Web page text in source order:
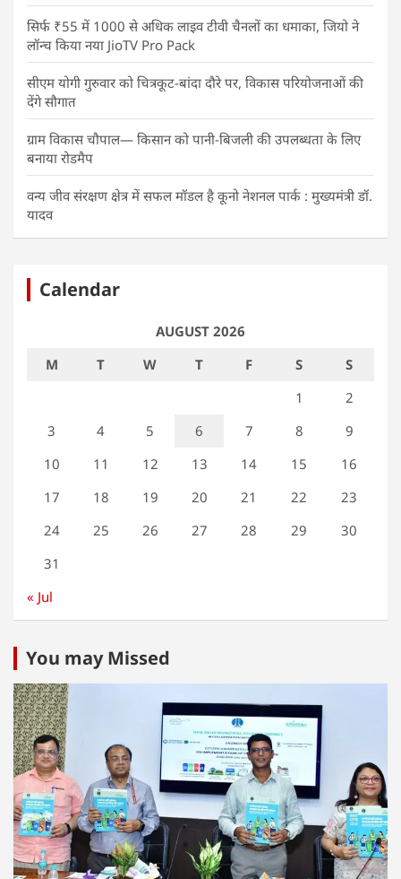
सिर्फ ₹55 में 1000 से अधिक लाइव टीवी चैनलों का धमाका, जियो ने
लॉन्च किया नया JioTV Pro Pack
सीएम योगी गुरुवार को चित्रकूट-बांदा दौरे पर, विकास परियोजनाओं की
देंगे सौगात
ग्राम विकास चौपाल— किसान को पानी-बिजली की उपलब्धता के लिए
बनाया रोडमैप
वन्य जीव संरक्षण क्षेत्र में सफल मॉडल है कूनो नेशनल पार्क : मुख्यमंत्री डॉ.
यादव
Calendar
AUGUST 2026
M
T W T F S
S
1
2
3
4 5 6 7 8
9
10
11 12 13 14 15
16
17
18 19 20 21 22
23
24
25 26 27 28 29
30
31
« Jul
You may Missed